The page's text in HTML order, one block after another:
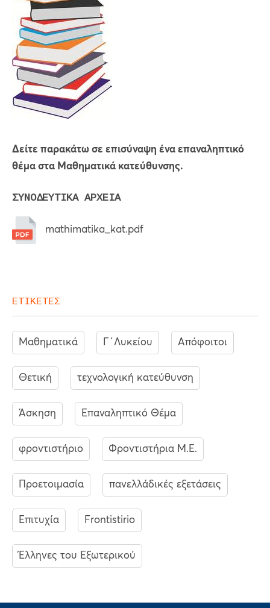
Δείτε παρακάτω σε επισύναψη ένα επαναληπτικό
θέμα στα Μαθηματικά κατεύθυνσης.
ΣΥΝΟΔΕΥΤΙΚΑ ΑΡΧΕΙΑ
mathimatika_kat.pdf
ΕΤΙΚΕΤΕΣ
Μαθηματικά Γ΄Λυκείου Απόφοιτοι
Θετική τεχνολογική κατεύθυνση
Άσκηση Επαναληπτικό Θέμα
φροντιστήριο Φροντιστήρια Μ.Ε.
Προετοιμασία πανελλάδικές εξετάσεις
Επιτυχία Frontistirio
Έλληνες του Εξωτερικού